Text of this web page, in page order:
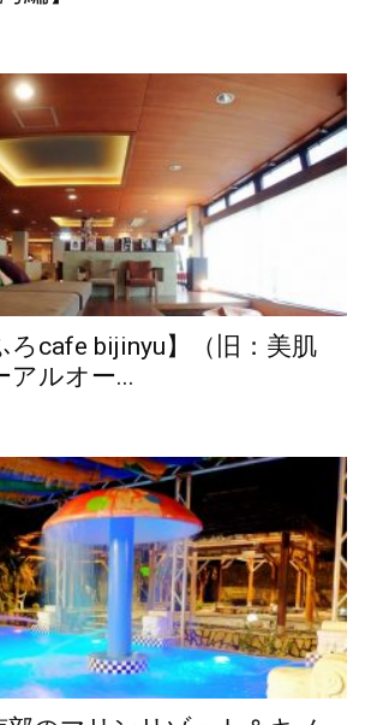
ィ】
ろcafe bijinyu】（旧：美肌
アルオー...